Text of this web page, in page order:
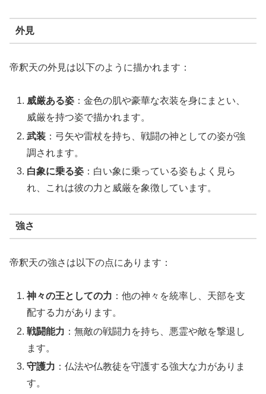
外見
帝釈天の外見は以下のように描かれます：
威厳ある姿 ：金色の肌や豪華な衣装を身にまとい、
威厳を持つ姿で描かれます。
武装 ：弓矢や雷杖を持ち、戦闘の神としての姿が強
調されます。
白象に乗る姿 ：白い象に乗っている姿もよく見ら
れ、これは彼の力と威厳を象徴しています。
強さ
帝釈天の強さは以下の点にあります：
神々の王としての力 ：他の神々を統率し、天部を支
配する力があります。
戦闘能力 ：無敵の戦闘力を持ち、悪霊や敵を撃退し
ます。
守護力 ：仏法や仏教徒を守護する強大な力がありま
す。